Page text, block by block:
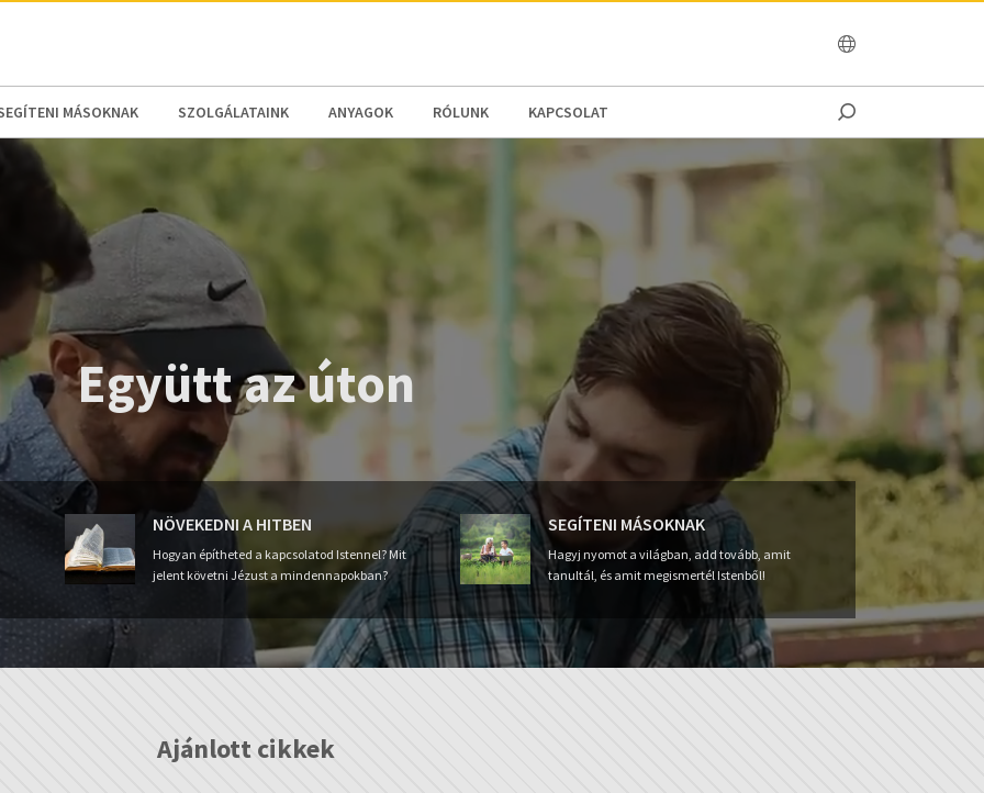
MÁSOKNAK SZOLGÁLATAINK ANYAGOK RÓLUNK KAPCSOLAT
Együtt az úton
NÖVEKEDNI A HITBEN
Hogyan építheted a kapcsolatod Istennel? Mit
jelent követni Jézust a mindennapokban?
SEGÍTENI MÁSOKNAK
Hagyj nyomot a világban, add tovább, amit
tanultál, és amit megismertél Istenből!
Ajánlott cikkek